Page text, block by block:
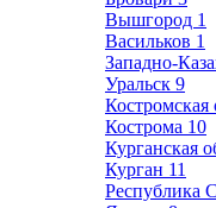
Вышгород 1
Васильков 1
Западно-
Уральск 9
Костромская
Кострома 10
Курганская
Курган 11
Республика